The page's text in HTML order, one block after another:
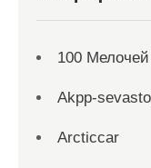
100 Мелочей
Akpp-
Arcticcar